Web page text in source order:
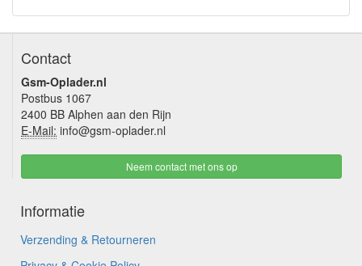
Contact
Gsm-Oplader.nl
Postbus 1067
2400 BB Alphen aan den Rijn
E-Mail: info@gsm-oplader.nl
Neem contact met ons op
Informatie
Verzending & Retourneren